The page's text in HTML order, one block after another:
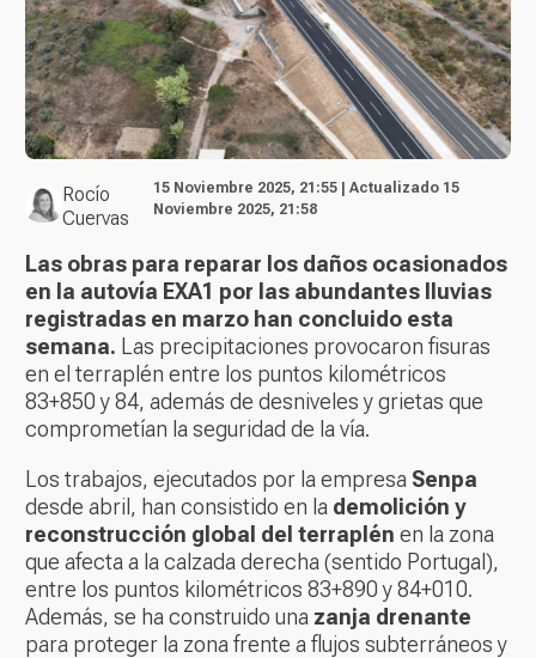
Rocío
Cuervas
15 Noviembre 2025, 21:55 | Actualizado 15
Noviembre 2025, 21:58
Las obras para reparar los daños ocasionados
en la autovía EXA1 por las abundantes lluvias
registradas en marzo han concluido esta
semana. Las precipitaciones provocaron fisuras
en el terraplén entre los puntos kilométricos
83+850 y 84, además de desniveles y grietas que
comprometían la seguridad de la vía.
Los trabajos, ejecutados por la empresa Senpa
desde abril, han consistido en la demolición y
reconstrucción global del terraplén en la zona
que afecta a la calzada derecha (sentido Portugal),
entre los puntos kilométricos 83+890 y 84+010.
Además, se ha construido una zanja drenante
para proteger la zona frente a flujos subterráneos y